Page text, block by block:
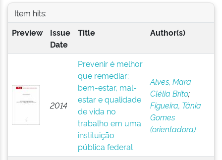
Item hits:
Preview
Issue
Date
Title Author(s)
2014
Prevenir é melhor
que remediar:
bem-estar, mal-
estar e qualidade
de vida no
trabalho em uma
instituição
pública federal
Alves, Mara
Clélia Brito;
Figueira, Tânia
Gomes
(orientadora)